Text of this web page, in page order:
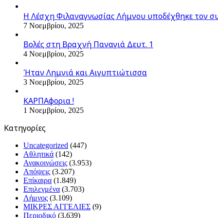
Η Λέσχη Φιλαναγνωσίας Λήμνου υποδέχθηκε τον
7 Νοεμβρίου, 2025
Βολές στη Βραχνή Παναγιά Δευτ. 1
4 Νοεμβρίου, 2025
Ήταν Λημνιά και Αιγυπτιώτισσα
3 Νοεμβρίου, 2025
ΚΑΡΠΑφορια !
1 Νοεμβρίου, 2025
Kατηγορίες
Uncategorized (447)
Αθλητικά (142)
Ανακοινώσεις (3.953)
Απόψεις (3.207)
Επίκαιρα (1.849)
Επιλεγμένα (3.703)
Λήμνος (3.109)
ΜΙΚΡΕΣ ΑΓΓΕΛΙΕΣ (9)
Περιοδικό (3.639)